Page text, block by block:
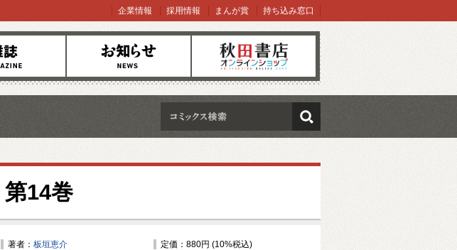
お知らせ オンラインショップ
企業情報 採用情報 まんが賞 持ち込み窓口
検索
第14巻
著者： 板垣恵介
定価：880円 (10%税込)